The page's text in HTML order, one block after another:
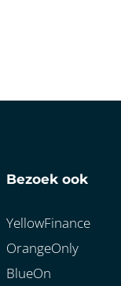
Bezoek ook
YellowFinance
OrangeOnly
BlueOn